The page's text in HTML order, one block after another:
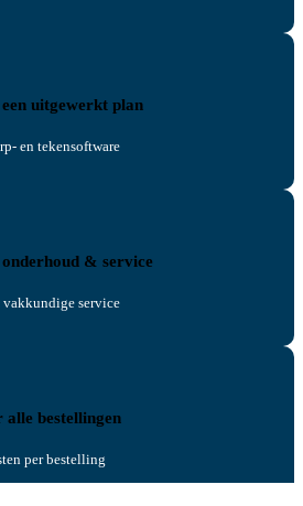
uitgewerkt plan
en tekensoftware
& service
vakkundige service
bestellingen
per bestelling